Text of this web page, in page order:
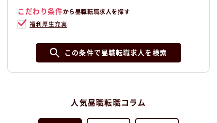
こだわり条件から昼職転職求人を探す
福利厚生充実
この条件で昼職転職求人を検索
人気昼職転職コラム